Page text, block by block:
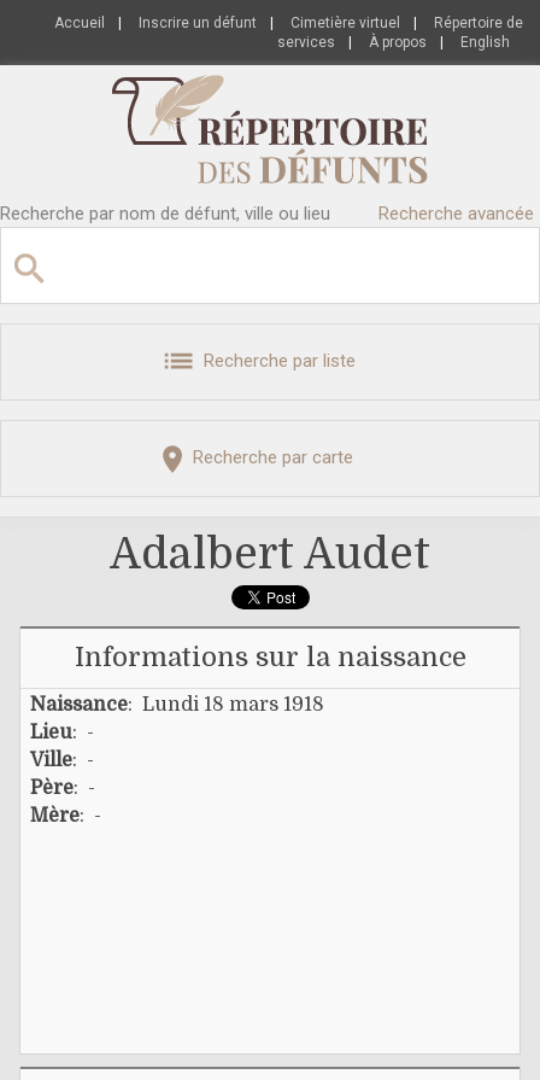
Accueil Inscrire un défunt Cimetière virtuel
Répertoire de
services
À propos English
Recherche par nom de défunt, ville ou lieu Recherche avancée
Recherche par liste
Recherche par carte
Adalbert Audet
Informations sur la naissance
Naissance: Lundi 18 mars 1918
Lieu: -
Ville: -
Père: -
Mère: -